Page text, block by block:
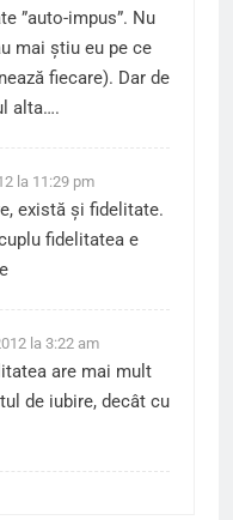
”auto-impus”. Nu
mai știu eu pe ce
fiecare). Dar de
alta….
la 11:29 pm
există şi fidelitate.
fidelitatea e
la 3:22 am
are mai mult
de iubire, decât cu